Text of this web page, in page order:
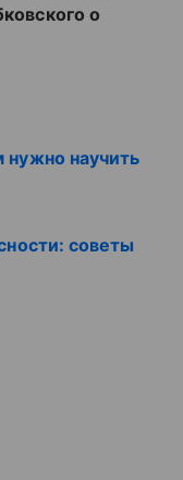
о
нужно научить
советы